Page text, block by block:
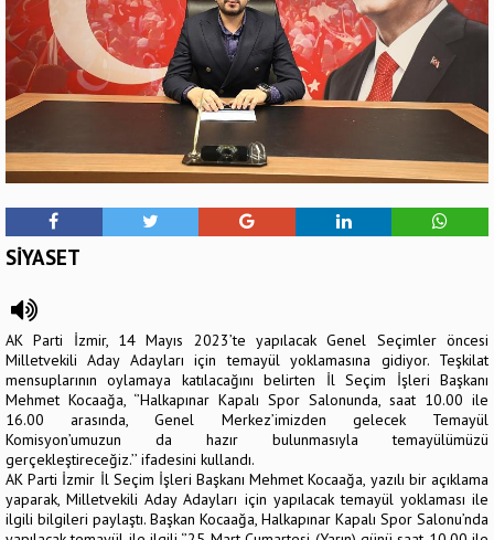
SİYASET
AK Parti İzmir, 14 Mayıs 2023’te yapılacak Genel Seçimler öncesi
Milletvekili Aday Adayları için temayül yoklamasına gidiyor. Teşkilat
mensuplarının oylamaya katılacağını belirten İl Seçim İşleri Başkanı
Mehmet Kocaağa, ‘’Halkapınar Kapalı Spor Salonunda, saat 10.00 ile
16.00 arasında, Genel Merkez’imizden gelecek Temayül
Komisyon’umuzun da hazır bulunmasıyla temayülümüzü
gerçekleştireceğiz.’’ ifadesini kullandı.
AK Parti İzmir İl Seçim İşleri Başkanı Mehmet Kocaağa, yazılı bir açıklama
yaparak, Milletvekili Aday Adayları için yapılacak temayül yoklaması ile
ilgili bilgileri paylaştı. Başkan Kocaağa, Halkapınar Kapalı Spor Salonu’nda